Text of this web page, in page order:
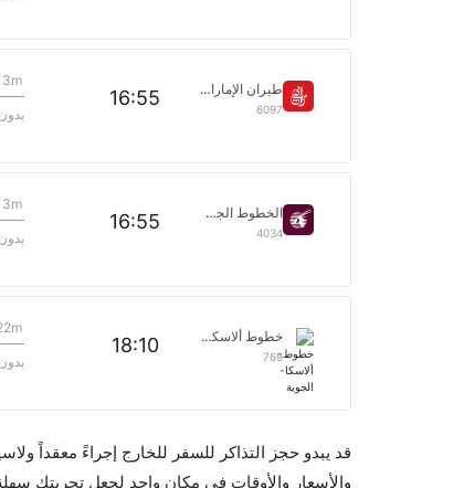
طيران الإمارات
6097
16:55
الخطوط الجوية القطرية
4034
16:55
خطوط ألاسكا الجوية
769
18:10
قد يبدو حجز التذاكر للسفر للخارج إجراءً معقداً